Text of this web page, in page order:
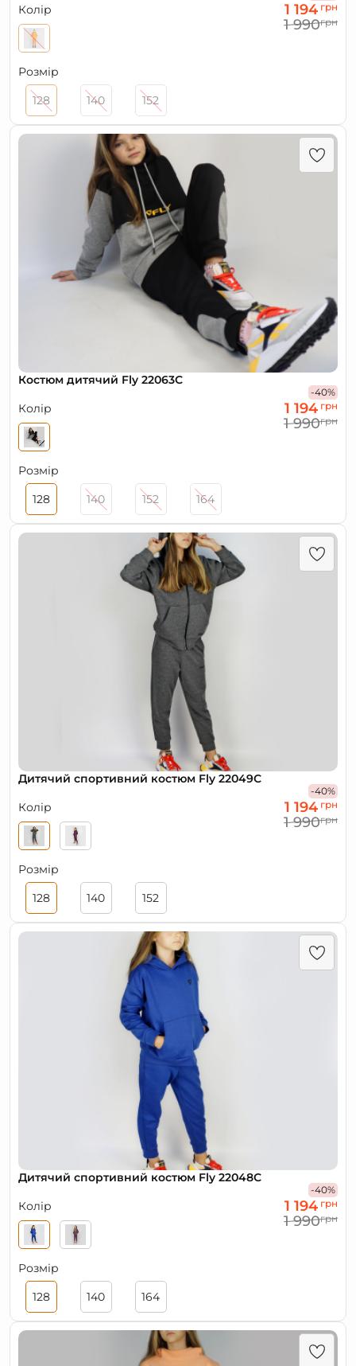
Колір
1 194 грн
1 990грн
Розмір
128
140 152
Костюм дитячий Fly 22063С
Колір
-40%
1 194 грн
1 990грн
Розмір
128
140 152 164
Дитячий спортивний костюм Fly 22049С
Колір
-40%
1 194 грн
1 990грн
Розмір
128
140 152
Дитячий спортивний костюм Fly 22048С
Колір
-40%
1 194 грн
1 990грн
Розмір
128
140 164